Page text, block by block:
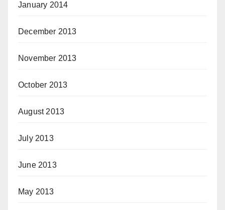
January 2014
December 2013
November 2013
October 2013
August 2013
July 2013
June 2013
May 2013